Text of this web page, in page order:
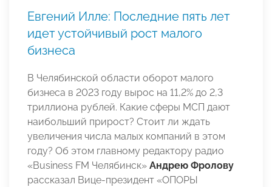
Евгений Илле: Последние пять лет
идет устойчивый рост малого
бизнеса
В Челябинской области оборот малого
бизнеса в 2023 году вырос на 11,2% до 2,3
триллиона рублей. Какие сферы МСП дают
наибольший прирост? Стоит ли ждать
увеличения числа малых компаний в этом
году? Об этом главному редактору радио
«Business FM Челябинск» Андрею Фролову
рассказал Вице-президент «ОПОРЫ